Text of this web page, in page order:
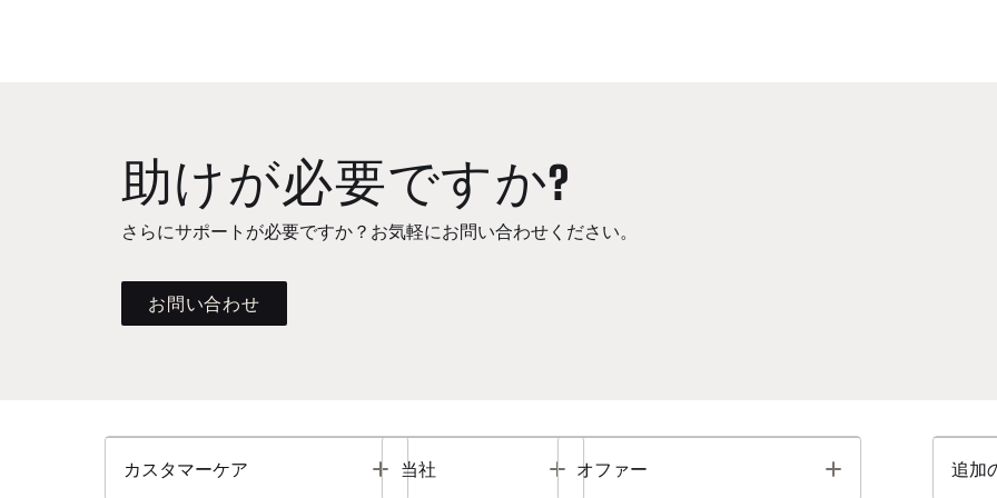
助けが必要ですか?
さらにサポートが必要ですか？お気軽にお問い合わせください。
お問い合わせ
カスタマーケア Toggle
当社 Toggle
オファー Toggle 追加